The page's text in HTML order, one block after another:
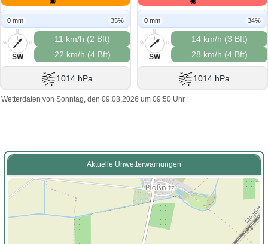
0 mm 35%
N
O
S
W
SW
11 km/h (2 Bft)
22 km/h (4 Bft)
1014 hPa
0 mm 34%
N
O
S
W
SW
14 km/h (3 Bft)
28 km/h (4 Bft)
1014 hPa
Wetterdaten von Sonntag, den 09.08.2026 um 09:50 Uhr
Aktuelle Unwetterwarnungen